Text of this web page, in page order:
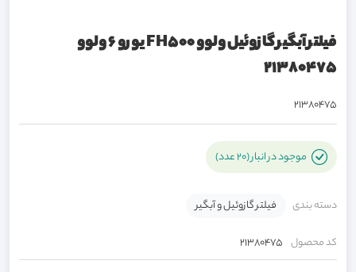
فیلتر آبگیر گازوئیل ولوو FH500 یورو 6 ولوو
21380475
21380475
موجود در انبار (20 عدد)
دسته بندی فیلتر گازوئیل و آبگیر
کد محصول 21380475